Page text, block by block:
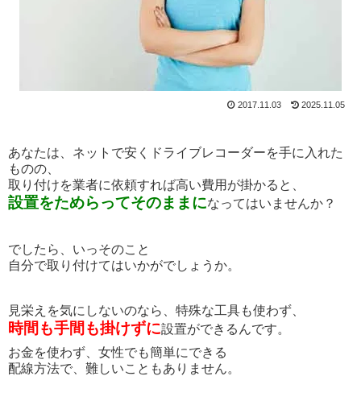
2017.11.03 2025.11.05
あなたは、ネットで安くドライブレコーダーを手に入れた
ものの、
取り付けを業者に依頼すれば高い費用が掛かると、
設置をためらってそのままになってはいませんか？
でしたら、いっそのこと
自分で取り付けてはいかがでしょうか。
見栄えを気にしないのなら、特殊な工具も使わず、
時間も手間も掛けずに設置ができるんです。
お金を使わず、女性でも簡単にできる
配線方法で、難しいこともありません。